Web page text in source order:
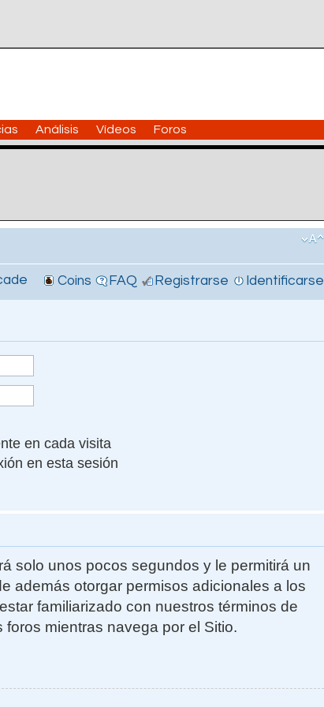
Análisis Vídeos Foros
Coins FAQ Registrarse Identificarse
en cada visita
en esta sesión
solo unos pocos segundos y le permitirá un
además otorgar permisos adicionales a los
familiarizado con nuestros términos de
mientras navega por el Sitio.